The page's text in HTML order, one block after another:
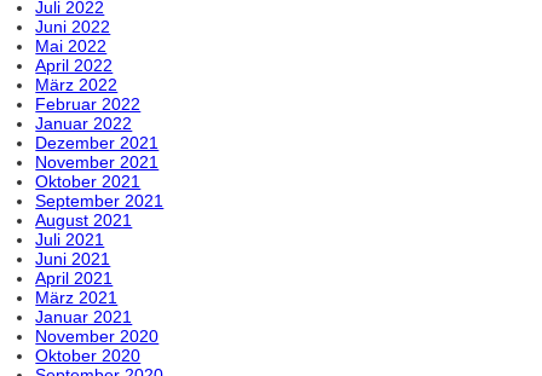
Juli 2022
Juni 2022
Mai 2022
April 2022
März 2022
Februar 2022
Januar 2022
Dezember 2021
November 2021
Oktober 2021
September 2021
August 2021
Juli 2021
Juni 2021
April 2021
März 2021
Januar 2021
November 2020
Oktober 2020